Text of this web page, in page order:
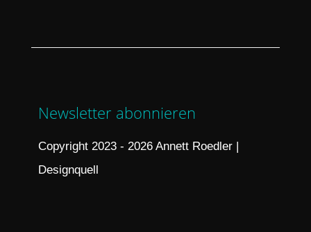
Newsletter abonnieren
Copyright 2023 - 2026 Annett Roedler |
Designquell